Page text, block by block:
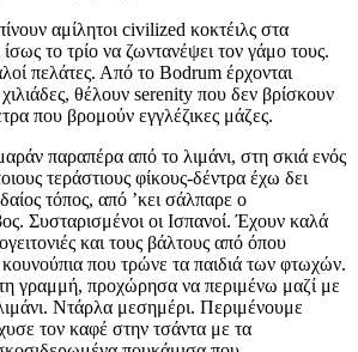
αμίλητοι civilized κοκτέιλς στα
το τρίο να ζωντανέψει τον γάμο τους.
πελάτες. Από το Bodrum έρχονται
θέλουν serenity που δεν βρίσκουν
που βρομούν εγγλέζικες μάζες.
παραπέρα από το λιμάνι, στη σκιά ενός
τεράστιους φίκους-δέντρα έχω δει
τόπος, από ’κει σάλπαρε ο
Συσταρισμένοι οι Ισπανοί. Έχουν καλά
και τους βάλτους από όπου
κουνούπια που τρώνε τα παιδιά των φτωχών.
γραμμή, προχώρησα να περιμένω μαζί με
Ντάρλα μεσημέρι. Περιμένουμε
τον καφέ στην τσάντα με τα